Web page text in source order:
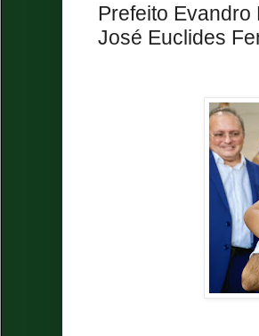
Prefeito
José Euclides